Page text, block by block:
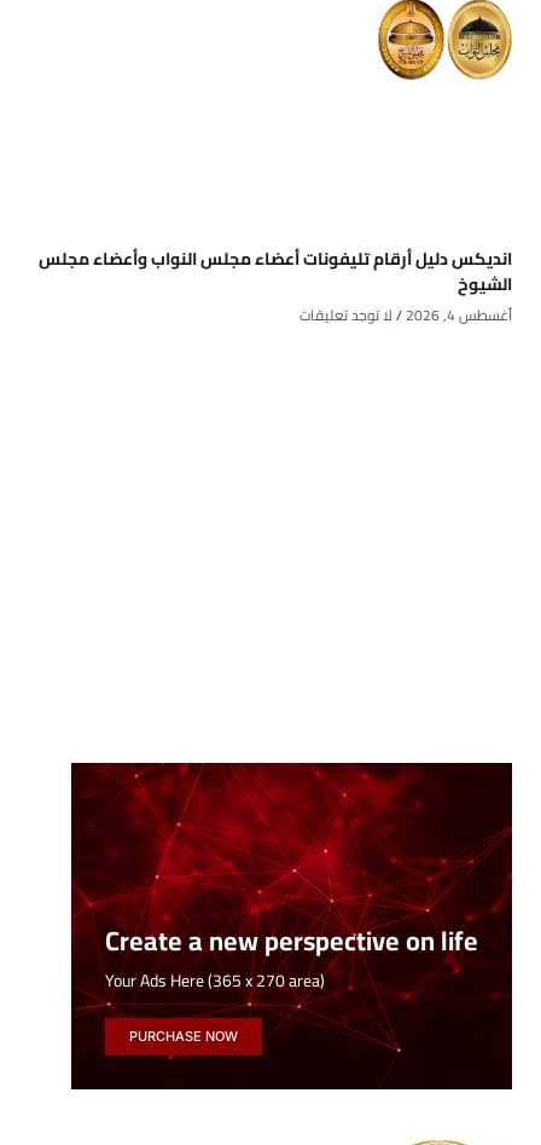
انديكس دليل أرقام تليفونات أعضاء مجلس النواب وأعضاء مجلس
الشيوخ
أغسطس 4, 2026 لا توجد تعليقات
Create a new perspective on life
Your Ads Here (365 x 270 area)
PURCHASE NOW